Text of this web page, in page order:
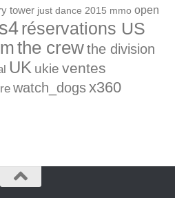
tower just dance 2015 mmo open
réservations US
the crewthe division
UK ukie ventes
watch_dogsx360